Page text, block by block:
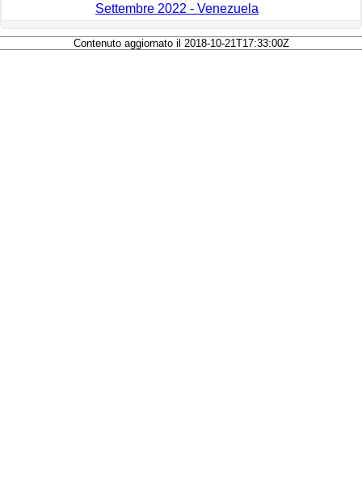
Settembre 2022 - Venezuela
Contenuto aggiornato il 2018-10-21T17:33:00Z